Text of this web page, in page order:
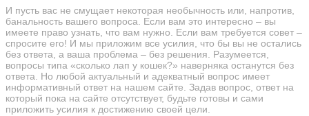
И пусть вас не смущает некоторая необычность или, напротив,
банальность вашего вопроса. Если вам это интересно – вы
имеете право узнать, что вам нужно. Если вам требуется совет –
спросите его! И мы приложим все усилия, что бы вы не остались
без ответа, а ваша проблема – без решения. Разумеется,
вопросы типа «сколько лап у кошек?» наверняка останутся без
ответа. Но любой актуальный и адекватный вопрос имеет
информативный ответ на нашем сайте. Задав вопрос, ответ на
который пока на сайте отсутствует, будьте готовы и сами
приложить усилия к достижению своей цели.